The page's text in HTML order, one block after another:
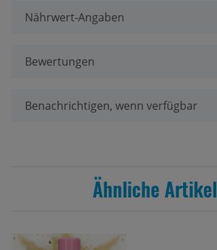
Nährwert-Angaben
Bewertungen
Benachrichtigen, wenn verfügbar
Ähnliche Artikel